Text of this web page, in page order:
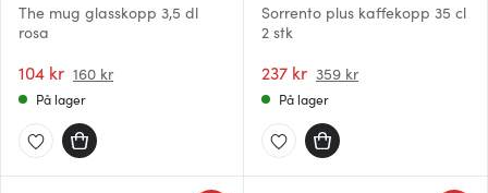
The mug glasskopp 3,5 dl
rosa
104 kr 160 kr
På lager
Sorrento plus kaffekopp 35 cl
2 stk
237 kr 359 kr
På lager